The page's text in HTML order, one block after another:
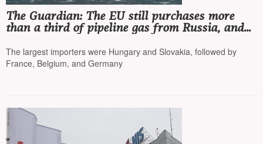
The Guardian: The EU still purchases more
than a third of pipeline gas from Russia, and
LNG
The largest importers were Hungary and Slovakia, followed by
France, Belgium, and Germany